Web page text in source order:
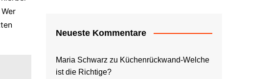
Neueste Kommentare
Maria Schwarz zu Küchenrückwand-Welche
ist die Richtige?